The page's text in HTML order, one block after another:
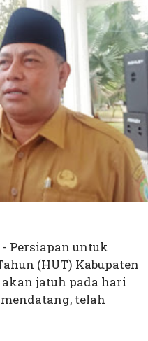
Persiapan untuk
(HUT) Kabupaten
akan jatuh pada hari
telah